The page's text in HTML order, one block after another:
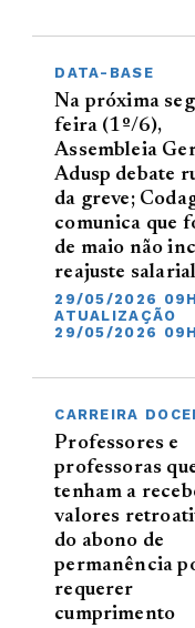
DATA-BASE
Na próxima
feira (1º/6),
Assembleia
Adusp debate
da greve;
comunica que
de maio não
reajuste salarial
29/05/2026
ATUALIZAÇÃO
29/05/2026
CARREIRA
Professores e
professoras
tenham a
valores
do abono de
permanência
requerer
cumprimento